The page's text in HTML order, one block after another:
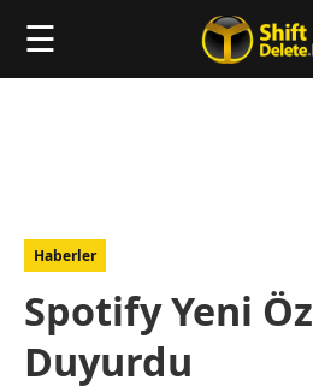
☰
Haberler
Spotify Yeni
Duyurdu